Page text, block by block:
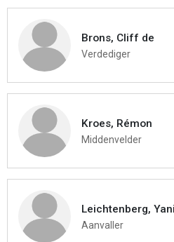
Brons, Cliff de
Verdediger
Kroes, Rémon
Middenvelder
Leichtenberg,
Aanvaller